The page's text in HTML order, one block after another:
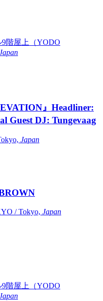
階屋上（YODO
』Headliner:
Guest DJ: Tungevaag
Japan
/ Tokyo, Japan
階屋上（YODO